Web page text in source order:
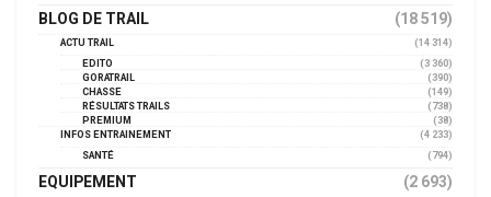
BLOG DE TRAIL (18 519)
ACTU TRAIL
(14 314)
EDITO
(3 360)
GORATRAIL
(390)
CHASSE
(149)
RÉSULTATS TRAILS
(738)
PREMIUM
(38)
INFOS ENTRAINEMENT
(4 233)
SANTÉ
(794)
EQUIPEMENT (2 693)